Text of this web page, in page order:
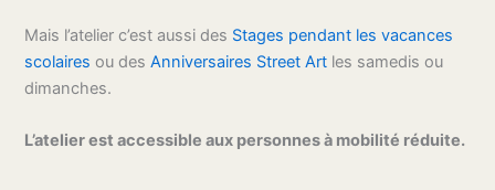
Mais l’atelier c’est aussi des Stages pendant les vacances
scolaires ou des Anniversaires Street Artles samedis ou
dimanches.
L’atelier est accessible aux personnes à mobilité réduite.